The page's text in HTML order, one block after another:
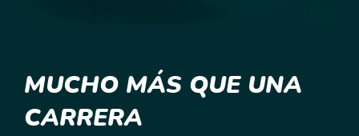
MUCHO MÁS QUE UNA
CARRERA